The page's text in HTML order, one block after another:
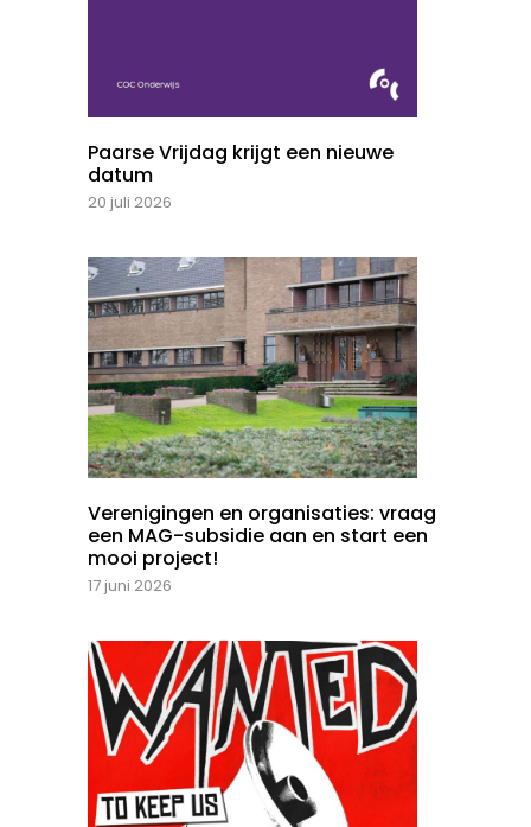
Paarse Vrijdag krijgt een nieuwe
datum
20 juli 2026
Verenigingen en organisaties: vraag
een MAG-subsidie aan en start een
mooi project!
17 juni 2026